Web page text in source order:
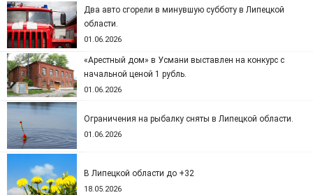
Два авто сгорели в минувшую субботу в Липецкой
области.
01.06.2026
«Арестный дом» в Усмани выставлен на конкурс с
начальной ценой 1 рубль.
01.06.2026
Ограничения на рыбалку сняты в Липецкой области.
01.06.2026
В Липецкой области до +32
18.05.2026